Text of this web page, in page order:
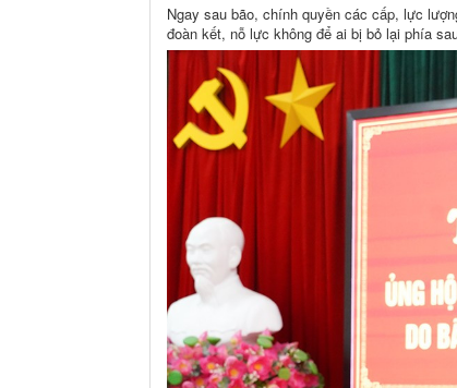
Ngay sau bão, chính quyền các cấp, lực
đoàn kết, nỗ lực không để ai bị bỏ lại phía